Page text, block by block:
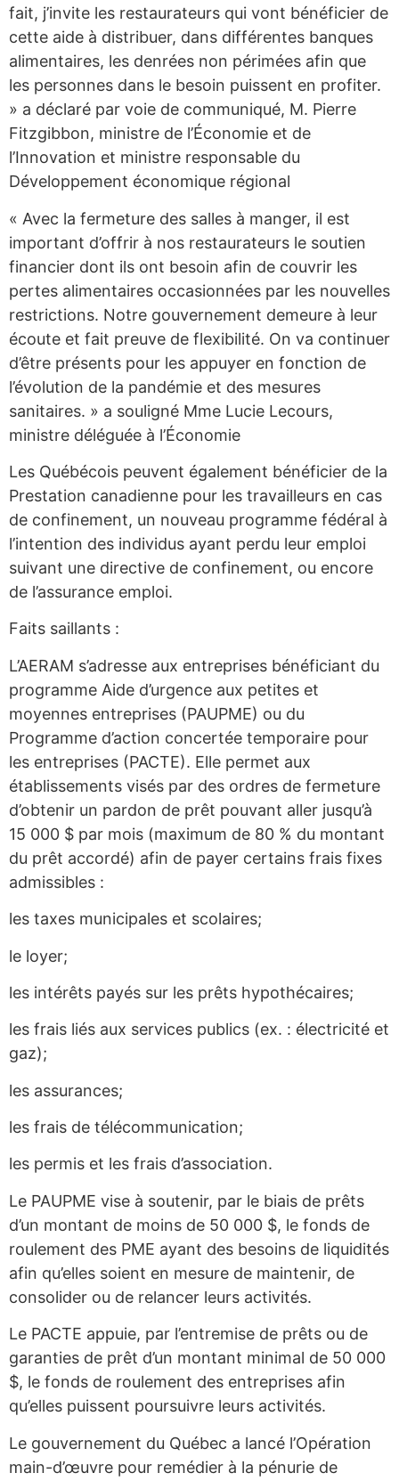
fait, j’invite les restaurateurs qui vont bénéficier de
cette aide à distribuer, dans différentes banques
alimentaires, les denrées non périmées afin que
les personnes dans le besoin puissent en profiter.
» a déclaré par voie de communiqué, M. Pierre
Fitzgibbon, ministre de l’Économie et de
l’Innovation et ministre responsable du
Développement économique régional
« Avec la fermeture des salles à manger, il est
important d’offrir à nos restaurateurs le soutien
financier dont ils ont besoin afin de couvrir les
pertes alimentaires occasionnées par les nouvelles
restrictions. Notre gouvernement demeure à leur
écoute et fait preuve de flexibilité. On va continuer
d’être présents pour les appuyer en fonction de
l’évolution de la pandémie et des mesures
sanitaires. » a souligné Mme Lucie Lecours,
ministre déléguée à l’Économie
Les Québécois peuvent également bénéficier de la
Prestation canadienne pour les travailleurs en cas
de confinement, un nouveau programme fédéral à
l’intention des individus ayant perdu leur emploi
suivant une directive de confinement, ou encore
de l’assurance emploi.
Faits saillants :
L’AERAM s’adresse aux entreprises bénéficiant du
programme Aide d’urgence aux petites et
moyennes entreprises (PAUPME) ou du
Programme d’action concertée temporaire pour
les entreprises (PACTE). Elle permet aux
établissements visés par des ordres de fermeture
d’obtenir un pardon de prêt pouvant aller jusqu’à
15 000 $ par mois (maximum de 80 % du montant
du prêt accordé) afin de payer certains frais fixes
admissibles :
les taxes municipales et scolaires;
le loyer;
les intérêts payés sur les prêts hypothécaires;
les frais liés aux services publics (ex. : électricité et
gaz);
les assurances;
les frais de télécommunication;
les permis et les frais d’association.
Le PAUPME vise à soutenir, par le biais de prêts
d’un montant de moins de 50 000 $, le fonds de
roulement des PME ayant des besoins de liquidités
afin qu’elles soient en mesure de maintenir, de
consolider ou de relancer leurs activités.
Le PACTE appuie, par l’entremise de prêts ou de
garanties de prêt d’un montant minimal de 50 000
$, le fonds de roulement des entreprises afin
qu’elles puissent poursuivre leurs activités.
Le gouvernement du Québec a lancé l’Opération
main-d’œuvre pour remédier à la pénurie de